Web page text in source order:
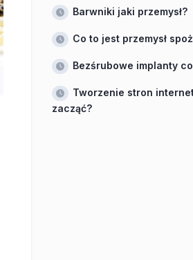
Barwniki jaki przemysł?
Co to jest przemysł
Bezśrubowe implanty
Tworzenie stron
zacząć?